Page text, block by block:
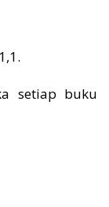
setiap buku